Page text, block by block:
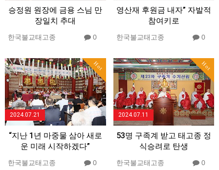
승정원 원장에 금용 스님 만
장일치 추대
한국불교태고종 0
영산재 후원금 내자” 자발적
참여키로
한국불교태고종 0
Hot
2024.07.21
“지난 1년 마중물 삼아 새로
운 미래 시작하겠다”
한국불교태고종 0
Hot
2024.07.11
53명 구족계 받고 태고종 정
식승려로 탄생
한국불교태고종 0